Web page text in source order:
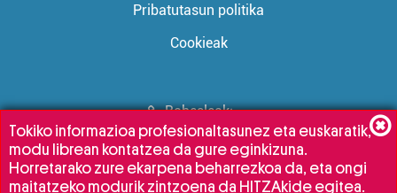
Pribatutasun politika
Cookieak
Babesleak:
Tokiko informazioa profesionaltasunez eta euskaratik,
modu librean kontatzea da gure eginkizuna.
Horretarako zure ekarpena beharrezkoa da, eta ongi
maitatzeko modurik zintzoena da HITZAkide egitea.